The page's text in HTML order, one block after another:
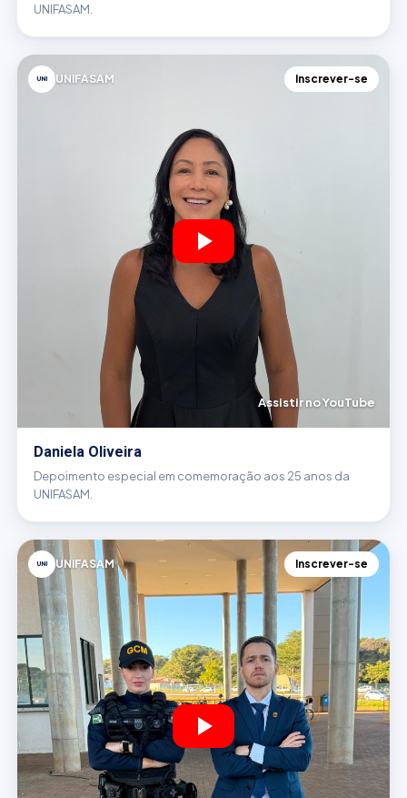
UNIFASAM.
UNI UNIFASAM Inscrever-se
Assistir no YouTube
Daniela Oliveira
Depoimento especial em comemoração aos 25 anos da
UNIFASAM.
UNI UNIFASAM Inscrever-se